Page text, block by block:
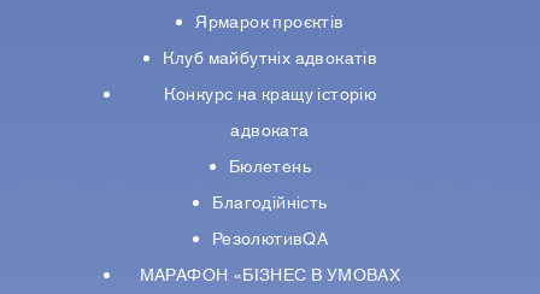
Ярмарок проєктів
Клуб майбутніх адвокатів
Конкурс на кращу історію
адвоката
Бюлетень
Благодійність
РезолютивQA
МАРАФОН «БІЗНЕС В УМОВАХ